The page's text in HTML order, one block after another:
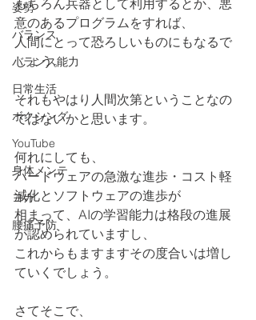
姿勢
バランス
バランス能力
日常生活
ボクシング
YouTube
身体メンテ
ヨガ
腰痛予防
もちろん兵器として利用するとか、悪
意のあるプログラムをすれば、
人間にとって恐ろしいものにもなるで
しょう。
それもやはり人間次第ということなの
ではないかと思います。
何れにしても、
ハードウェアの急激な進歩・コスト軽
減化とソフトウェアの進歩が
相まって、AIの学習能力は格段の進展
が認められていますし、
これからもますますその度合いは増し
ていくでしょう。
さてそこで、